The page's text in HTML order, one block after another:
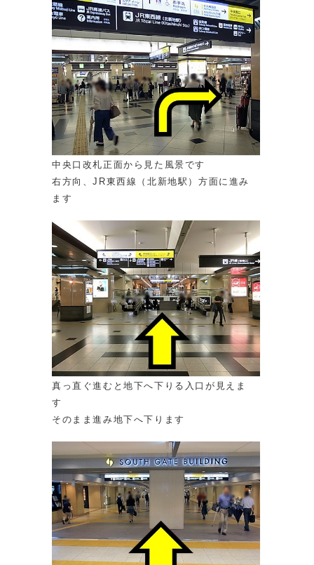
中央口改札正面から見た風景です
右方向、JR東西線（北新地駅）方面に進み
ます
真っ直ぐ進むと地下へ下りる入口が見えま
す
そのまま進み地下へ下ります